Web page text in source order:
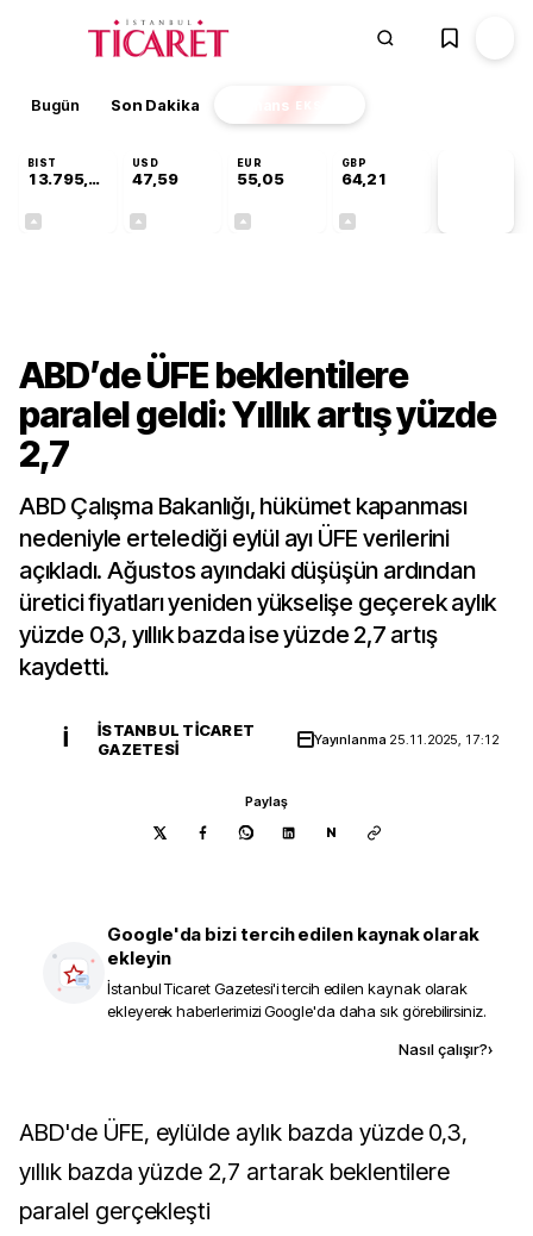
Bugün Son Dakika Finans EKSTRA
BIST
13.795,63
USD
47,59
EUR
55,05
GBP
64,21
ABD’de ÜFE beklentilere
paralel geldi: Yıllık artış yüzde
2,7
ABD Çalışma Bakanlığı, hükümet kapanması
nedeniyle ertelediği eylül ayı ÜFE verilerini
açıkladı. Ağustos ayındaki düşüşün ardından
üretici fiyatları yeniden yükselişe geçerek aylık
yüzde 0,3, yıllık bazda ise yüzde 2,7 artış
kaydetti.
İ
İSTANBUL TICARET
GAZETESI
Yayınlanma 25.11.2025, 17:12
Paylaş
N
Google'da bizi tercih edilen kaynak olarak
ekleyin
İstanbul Ticaret Gazetesi'i tercih edilen kaynak olarak
ekleyerek haberlerimizi Google'da daha sık görebilirsiniz.
Nasıl çalışır?›
ABD'de ÜFE, eylülde aylık bazda yüzde 0,3,
yıllık bazda yüzde 2,7 artarak beklentilere
paralel gerçekleşti